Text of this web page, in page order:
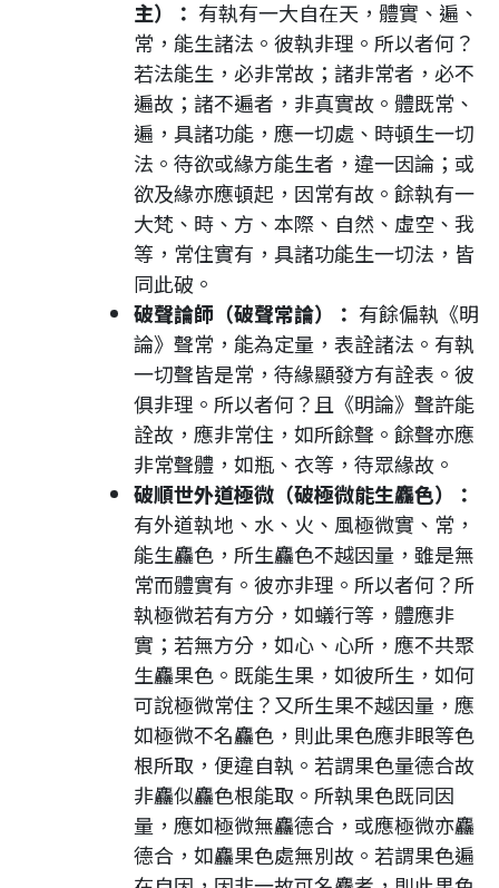
主）： 有執有一大自在天，體實、遍、
常，能生諸法。彼執非理。所以者何？
若法能生，必非常故；諸非常者，必不
遍故；諸不遍者，非真實故。體既常、
遍，具諸功能，應一切處、時頓生一切
法。待欲或緣方能生者，違一因論；或
欲及緣亦應頓起，因常有故。餘執有一
大梵、時、方、本際、自然、虛空、我
等，常住實有，具諸功能生一切法，皆
同此破。
破聲論師（破聲常論）： 有餘偏執《明
論》聲常，能為定量，表詮諸法。有執
一切聲皆是常，待緣顯發方有詮表。彼
俱非理。所以者何？且《明論》聲許能
詮故，應非常住，如所餘聲。餘聲亦應
非常聲體，如瓶、衣等，待眾緣故。
破順世外道極微（破極微能生麤色）：
有外道執地、水、火、風極微實、常，
能生麤色，所生麤色不越因量，雖是無
常而體實有。彼亦非理。所以者何？所
執極微若有方分，如蟻行等，體應非
實；若無方分，如心、心所，應不共聚
生麤果色。既能生果，如彼所生，如何
可說極微常住？又所生果不越因量，應
如極微不名麤色，則此果色應非眼等色
根所取，便違自執。若謂果色量德合故
非麤似麤色根能取。所執果色既同因
量，應如極微無麤德合，或應極微亦麤
德合，如麤果色處無別故。若謂果色遍